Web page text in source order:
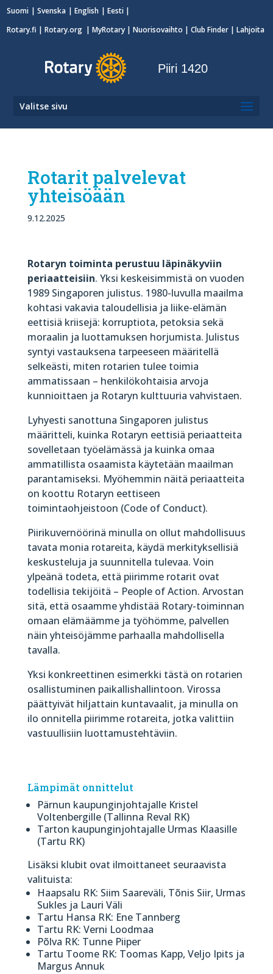
Suomi Svenska English
Eesti
Rotary.fi |Rotary.org |MyRotary |Nuorisovaihto | Club Finder | Lahjoita
Piiri 1420
Valitse sivu
Rotarit palvelevat
yhteisöään
9.12.2025
Rotaryn toiminta perustuu läpinäkyviin
periaatteisiin. Yksi keskeisimmistä on vuoden
1989 Singaporen julistus. 1980-luvulla maailma
kohtasi vakavia taloudellisia ja liike-elämän
eettisiä kriisejä: korruptiota, petoksia sekä
moraalin ja luottamuksen horjumista. Julistus
syntyi vastauksena tarpeeseen määritellä
selkeästi, miten rotarien tulee toimia
ammatissaan – henkilökohtaisia arvoja
kunnioittaen ja Rotaryn kulttuuria vahvistaen.
Lyhyesti sanottuna Singaporen julistus
määritteli, kuinka Rotaryn eettisiä periaatteita
sovelletaan työelämässä ja kuinka omaa
ammatillista osaamista käytetään maailman
parantamiseksi. Myöhemmin näitä periaatteita
on koottu Rotaryn eettiseen
toimintaohjeistoon (Code of Conduct).
Piirikuvernöörinä minulla on ollut mahdollisuus
tavata monia rotareita, käydä merkityksellisiä
keskusteluja ja suunnitella tulevaa. Voin
ylpeänä todeta, että piirimme rotarit ovat
todellisia tekijöitä – People of Action. Arvostan
sitä, että osaamme yhdistää Rotary-toiminnan
omaan elämäämme ja työhömme, palvellen
näin yhteisöjämme parhaalla mahdollisella
tavalla.
Yksi konkreettinen esimerkki tästä on rotarien
osallistuminen paikallishallintoon. Virossa
päättyivät hiljattain kuntavaalit, ja minulla on
ilo onnitella piirimme rotareita, jotka valittiin
vastuullisiin luottamustehtäviin.
Lämpimät onnittelut
Pärnun kaupunginjohtajalle Kristel
Voltenbergille (Tallinna Reval RK)
Tarton kaupunginjohtajalle Urmas Klaasille
(Tartu RK)
Lisäksi klubit ovat ilmoittaneet seuraavista
valituista:
Haapsalu RK: Siim Saareväli, Tõnis Siir, Urmas
Sukles ja Lauri Väli
Tartu Hansa RK: Ene Tannberg
Tartu RK: Verni Loodmaa
Põlva RK: Tunne Piiper
Tartu Toome RK: Toomas Kapp, Veljo Ipits ja
Margus Annuk